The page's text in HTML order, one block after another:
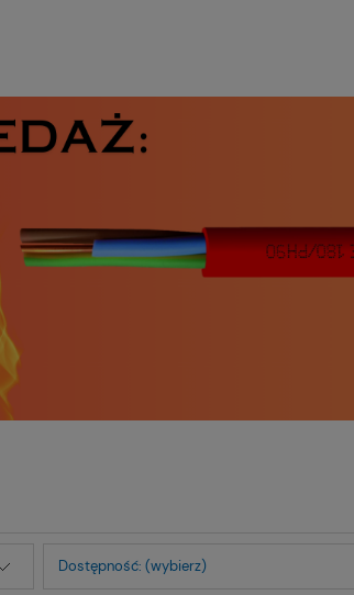
Dostępność: (wybierz)